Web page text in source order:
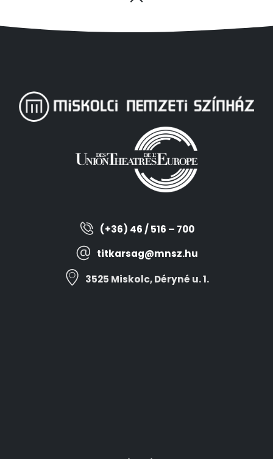
(+36) 46 / 516 – 700
titkarsag@mnsz.hu
3525 Miskolc, Déryné u. 1.